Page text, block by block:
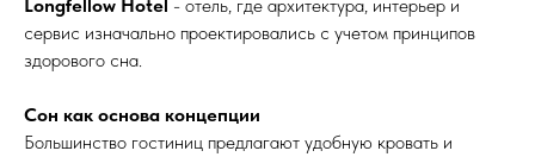
Longfellow Hotel - отель, где архитектура, интерьер и
сервис изначально проектировались с учетом принципов
здорового сна.
Сон как основа концепции
Большинство гостиниц предлагают удобную кровать и